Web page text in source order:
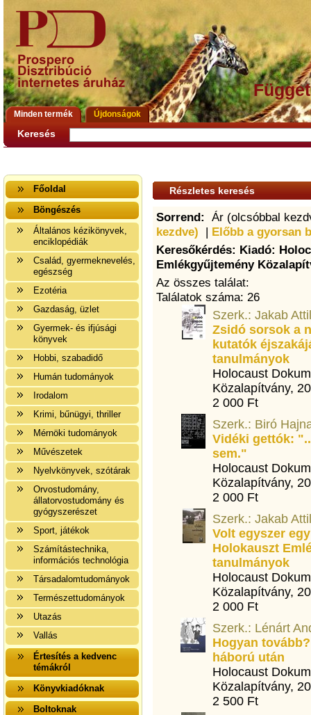
Minden termék Újdonságok
Keresés
Főoldal
Böngészés
Általános kézikönyvek,
enciklopédiák
Család, gyermeknevelés,
egészség
Ezotéria
Gazdaság, üzlet
Gyermek- és ifjúsági
könyvek
Hobbi, szabadidő
Humán tudományok
Irodalom
Krimi, bűnügyi, thriller
Mérnöki tudományok
Művészetek
Nyelvkönyvek, szótárak
Orvostudomány,
állatorvostudomány és
gyógyszerészet
Sport, játékok
Számítástechnika,
információs technológia
Társadalomtudományok
Természettudományok
Utazás
Vallás
Értesítés a kedvenc
témákról
Könyvkiadóknak
Boltoknak
Részletes keresés
Sorrend: Ár (olcsóbbal
kezdve) | Előbb a gyorsan
Keresőkérdés: Kiadó:
Emlékgyűjtemény
Az összes találat:
Találatok száma: 26
Szerk.: Jakab
Zsidó sorsok a
kutatók
tanulmányok
Holocaust
Közalapítvány,
2 000 Ft
Szerk.: Biró
Vidéki gettók:
sem."
Holocaust
Közalapítvány,
2 000 Ft
Szerk.: Jakab
Volt egyszer
Holokauszt
tanulmányok
Holocaust
Közalapítvány,
2 000 Ft
Szerk.: Lénárt
Hogyan
háború után
Holocaust
Közalapítvány,
2 500 Ft